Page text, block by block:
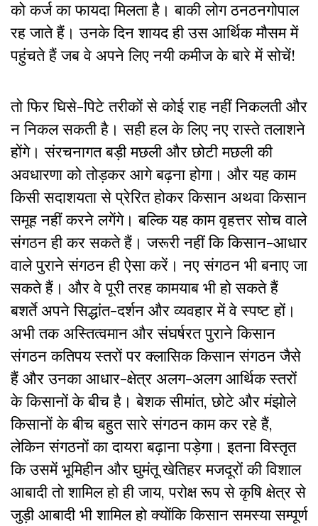
को कर्ज का फायदा मिलता है। बाकी लोग ठनठनगोपाल
रह जाते हैं। उनके दिन शायद ही उस आर्थिक मौसम में
पहुंचते हैं जब वे अपने लिए नयी कमीज के बारे में सोचें!
तो फिर घिसे-पिटे तरीकों से कोई राह नहीं निकलती और
न निकल सकती है। सही हल के लिए नए रास्ते तलाशने
होंगे। संरचनागत बड़ी मछली और छोटी मछली की
अवधारणा को तोड़कर आगे बढ़ना होगा। और यह काम
किसी सदाशयता से प्रेरित होकर किसान अथवा किसान
समूह नहीं करने लगेंगे। बल्कि यह काम वृहत्तर सोच वाले
संगठन ही कर सकते हैं। जरूरी नहीं कि किसान-आधार
वाले पुराने संगठन ही ऐसा करें। नए संगठन भी बनाए जा
सकते हैं। और वे पूरी तरह कामयाब भी हो सकते हैं
बशर्ते अपने सिद्धांत-दर्शन और व्यवहार में वे स्पष्ट हों।
अभी तक अस्तित्वमान और संघर्षरत पुराने किसान
संगठन कतिपय स्तरों पर क्लासिक किसान संगठन जैसे
हैं और उनका आधार-क्षेत्र अलग-अलग आर्थिक स्तरों
के किसानों के बीच है। बेशक सीमांत, छोटे और मंझोले
किसानों के बीच बहुत सारे संगठन काम कर रहे हैं,
लेकिन संगठनों का दायरा बढ़ाना पड़ेगा। इतना विस्तृत
कि उसमें भूमिहीन और घुमंतू खेतिहर मजदूरों की विशाल
आबादी तो शामिल हो ही जाय, परोक्ष रूप से कृषि क्षेत्र से
जुड़ी आबादी भी शामिल हो क्योंकि किसान समस्या सम्पूर्ण